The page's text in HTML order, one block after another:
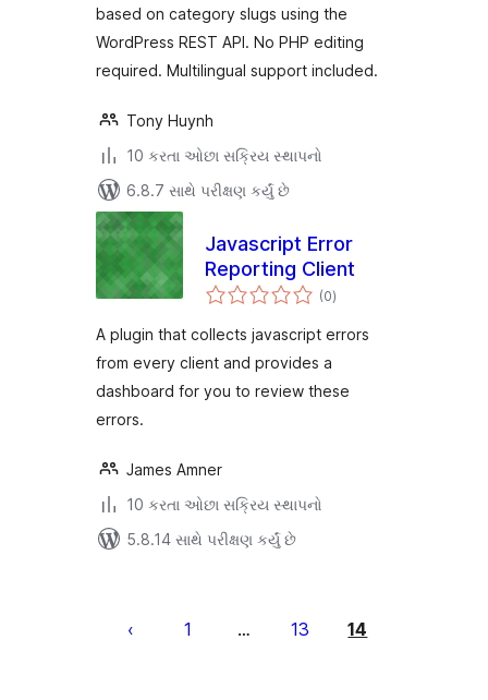
based on category slugs using the
WordPress REST API. No PHP editing
required. Multilingual support included.
Tony Huynh
10 કરતા ઓછા સક્રિય સ્થાપનો
6.8.7 સાથે પરીક્ષણ કર્યું છે
Javascript Error
Reporting Client
(0કુલ
રેટિંગ્સ
)
A plugin that collects javascript errors
from every client and provides a
dashboard for you to review these
errors.
James Amner
10 કરતા ઓછા સક્રિય સ્થાપનો
5.8.14 સાથે પરીક્ષણ કર્યું છે
પૃષ્ઠ
1 … 13 14